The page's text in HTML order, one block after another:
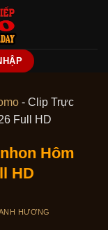
- Clip Trực
Full HD
Hôm
HD
HƯƠNG